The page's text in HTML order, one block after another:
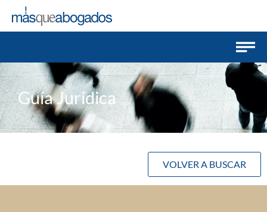
Guía Jurídica
VOLVER A BUSCAR